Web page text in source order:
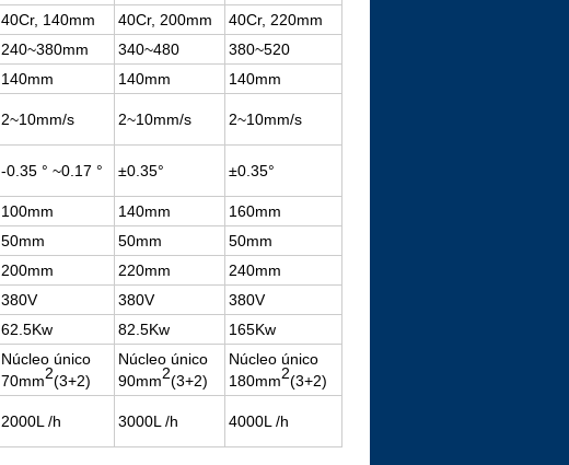
40Cr, 140mm 40Cr, 200mm
40Cr, 220mm
240~380mm 340~480
380~520
140mm 140mm 140mm
2~10mm/s 2~10mm/s 2~10mm/s
-0.35 ° ~0.17 ° ±0.35° ±0.35°
100mm 140mm
160mm
50mm 50mm
50mm
200mm 220mm
240mm
380V 380V
380V
62.5Kw 82.5Kw 165Kw
Núcleo único
70mm2(3+2)
Núcleo único
90mm2(3+2)
Núcleo único
180mm2(3+2)
2000L /h 3000L /h 4000L /h